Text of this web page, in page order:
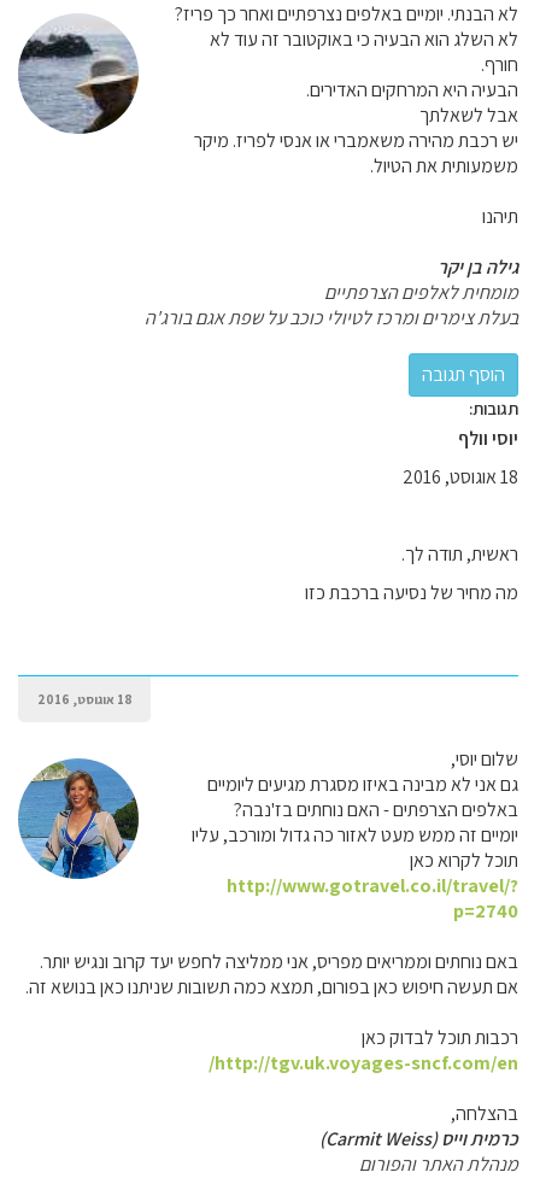
לא הבנתי. יומיים באלפים נצרפתיים ואחר כך פריז?
לא השלג הוא הבעיה כי באוקטובר זה עוד לא
חורף.
הבעיה היא המרחקים האדירים.
אבל לשאלתך
יש רכבת מהירה משאמברי או אנסי לפריז. מיקר
משמעותית את הטיול.
תיהנו
גילה בן יקר
מומחית לאלפים הצרפתיים
בעלת צימרים ומרכז לטיולי כוכב על שפת אגם בורג'ה
תגובות:
יוסי וולף
18 אוגוסט, 2016
ראשית, תודה לך.
מה מחיר של נסיעה ברכבת כזו
18 אוגוסט, 2016
שלום יוסי,
גם אני לא מבינה באיזו מסגרת מגיעים ליומיים
באלפים הצרפתים - האם נוחתים בז'נבה?
יומיים זה ממש מעט לאזור כה גדול ומורכב, עליו
תוכל לקרוא כאן
http://www.gotravel.co.il/travel/?
p=2740
באם נוחתים וממריאים מפריס, אני ממליצה לחפש יעד קרוב ונגיש יותר.
אם תעשה חיפוש כאן בפורום, תמצא כמה תשובות שניתנו כאן בנושא זה.
רכבות תוכל לבדוק כאן
http://tgv.uk.voyages-sncf.com/en/
בהצלחה,
כרמית וייס (Carmit Weiss)
מנהלת האתר והפורום